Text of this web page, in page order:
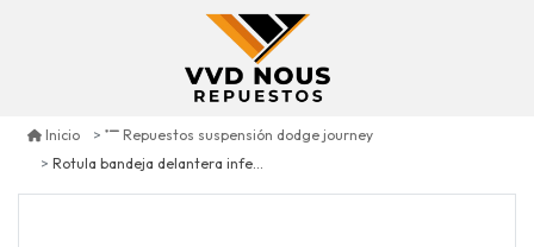
Inicio
Repuestos suspensión dodge journey
Rotula bandeja delantera inferior d/i dodge journey 3.5 2009/2010